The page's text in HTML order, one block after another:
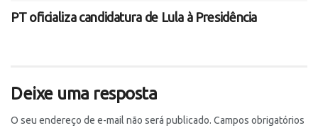
PT oficializa candidatura de Lula à Presidência
Deixe uma resposta
O seu endereço de e-mail não será publicado. Campos obrigatórios